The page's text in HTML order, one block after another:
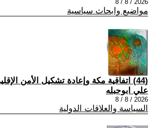
2026 / 8 / 8
مواضيع وابحاث سياسية
(44) اتفاقية مكة وإعادة تشكيل الأمن الإقليمي
علي ابوحبله
2026 / 8 / 8
السياسة والعلاقات الدولية